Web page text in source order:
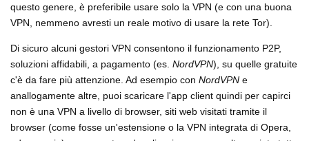
questo genere, è preferibile usare solo la VPN (e con una buona
VPN, nemmeno avresti un reale motivo di usare la rete Tor).
Di sicuro alcuni gestori VPN consentono il funzionamento P2P,
soluzioni affidabili, a pagamento (es. NordVPN), su quelle gratuite
c'è da fare più attenzione. Ad esempio con NordVPN e
anallogamente altre, puoi scaricare l'app client quindi per capirci
non è una VPN a livello di browser, siti web visitati tramite il
browser (come fosse un'estensione o la VPN integrata di Opera,